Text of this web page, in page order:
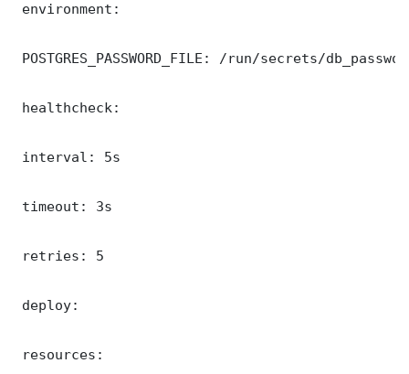
environment:
POSTGRES_PASSWORD_FILE: /run/secrets/
healthcheck:
interval: 5s
timeout: 3s
retries: 5
deploy:
resources: